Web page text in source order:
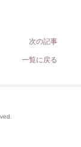
次の記事
一覧に戻る